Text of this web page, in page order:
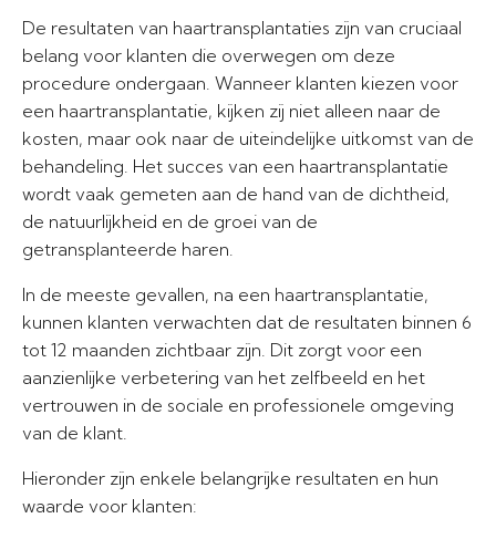
De resultaten van haartransplantaties zijn van cruciaal
belang voor klanten die overwegen om deze
procedure ondergaan. Wanneer klanten kiezen voor
een haartransplantatie, kijken zij niet alleen naar de
kosten, maar ook naar de uiteindelijke uitkomst van de
behandeling. Het succes van een haartransplantatie
wordt vaak gemeten aan de hand van de dichtheid,
de natuurlijkheid en de groei van de
getransplanteerde haren.
In de meeste gevallen, na een haartransplantatie,
kunnen klanten verwachten dat de resultaten binnen 6
tot 12 maanden zichtbaar zijn. Dit zorgt voor een
aanzienlijke verbetering van het zelfbeeld en het
vertrouwen in de sociale en professionele omgeving
van de klant.
Hieronder zijn enkele belangrijke resultaten en hun
waarde voor klanten: